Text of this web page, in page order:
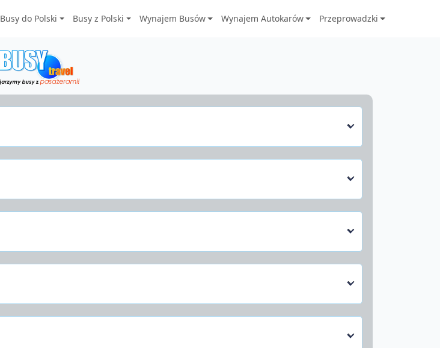
Busy do Polski Busy z Polski Wynajem Busów Wynajem Autokarów Przeprowadzki